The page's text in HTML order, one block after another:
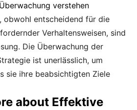
verstehen
obwohl entscheidend für die
Verhaltensweisen, sind
Die Überwachung der
ist unerlässlich, um
sie ihre beabsichtigten Ziele
about Effektive